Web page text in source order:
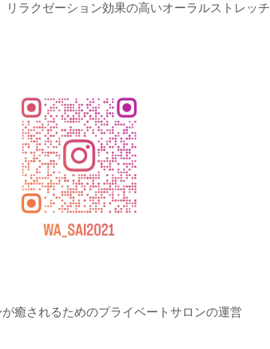
ラクゼーション効果の高いオーラルストレッチ
癒されるためのプライベートサロンの運営